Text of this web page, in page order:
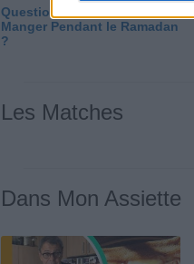
Question/Réponse : Que
Manger Pendant le Ramadan
?
Les Matches
Dans Mon Assiette